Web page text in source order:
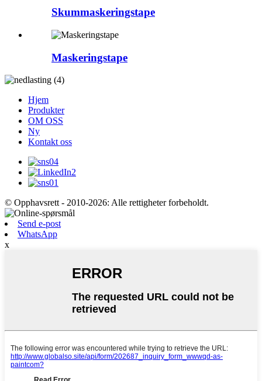
Skummaskeringstape
Maskeringstape
Hjem
Produkter
OM OSS
Ny
Kontakt oss
© Opphavsrett - 2010-2026: Alle rettigheter forbeholdt.
Send e-post
WhatsApp
x